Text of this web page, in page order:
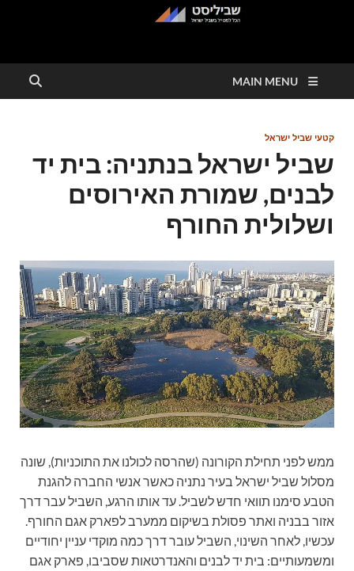
שביליסט
MAIN MENU
קטעי שביל ישראל
שביל ישראל בנתניה: בית יד
לבנים, שמורת האירוסים
ושלולית החורף
ממש לפני תחילת הקורונה (שהרסה לכולנו את התוכניות), שונה
מסלול שביל ישראל בעיר נתניה כאשר אנשי החברה להגנת
הטבע סימנו תוואי חדש לשביל. עד אותו הרגע, השביל עבר דרך
אזור בבניה ואתר פסולת בשיקום ממערב לפארק אגם החורף.
עכשיו, לאחר השינוי, השביל עובר דרך כמה מוקדי עניין יחודיים
ומשמעותיים: בית יד לבנים והאנדרטאות שסביבו, פארק אגם